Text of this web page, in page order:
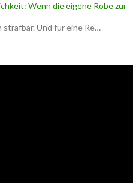
Wenn die eigene Robe zur
Und für eine Re…